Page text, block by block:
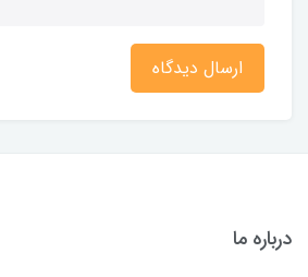
ارسال دیدگاه
درباره ما